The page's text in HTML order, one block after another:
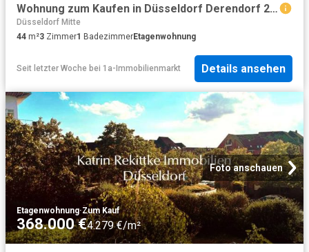
Wohnung zum Kaufen in Düsseldorf Derendorf 289.000,00 EUR 44 m²
Düsseldorf Mitte
44 m²3 Zimmer1 BadezimmerEtagenwohnung
Seit letzter Woche bei 1a-Immobilienmarkt Details ansehen
Foto anschauen
Etagenwohnung·Zum Kauf
368.000 €4.279 €/m²